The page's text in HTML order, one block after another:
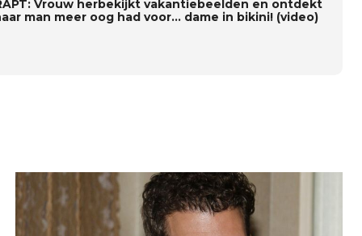
Vrouw herbekijkt vakantiebeelden en ontdekt
man meer oog had voor… dame in bikini! (video)